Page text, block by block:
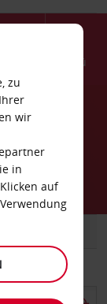
Menü
zu
wir
in
auf